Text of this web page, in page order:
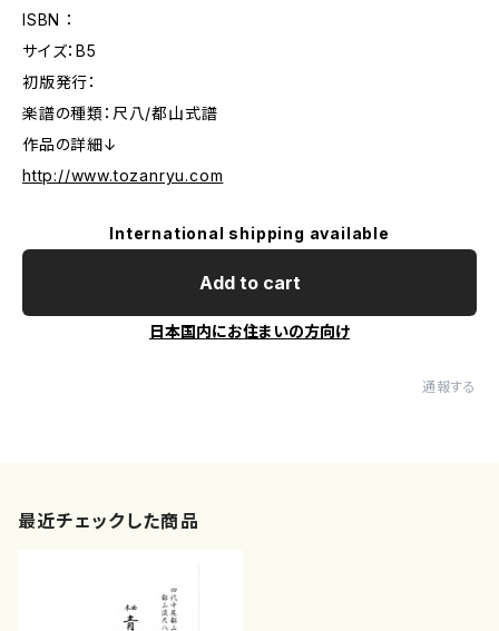
ISBN ：
サイズ：B5
初版発行：
楽譜の種類：尺八/都山式譜
作品の詳細↓
http://www.tozanryu.com
International shipping available
Add to cart
日本国内にお住まいの方向け
通報する
最近チェックした商品